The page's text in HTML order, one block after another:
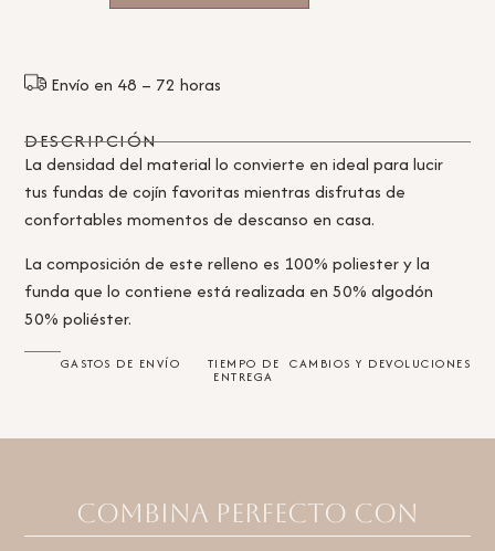
Envío en 48 – 72 horas
DESCRIPCIÓN
La densidad del material lo convierte en ideal para lucir
tus fundas de cojín favoritas mientras disfrutas de
confortables momentos de descanso en casa.
La composición de este relleno es 100% poliester y la
funda que lo contiene está realizada en 50% algodón
50% poliéster.
GASTOS DE ENVÍO TIEMPO DE
ENTREGA
CAMBIOS Y DEVOLUCIONES
Combina perfecto con